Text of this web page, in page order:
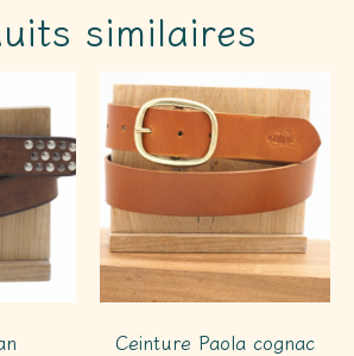
similaires
Ceinture Paola cognac